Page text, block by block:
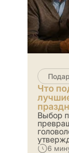
Что
Выбор
6